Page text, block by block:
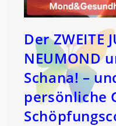
Der ZWEITE
NEUMOND
Schana! –
persönliche